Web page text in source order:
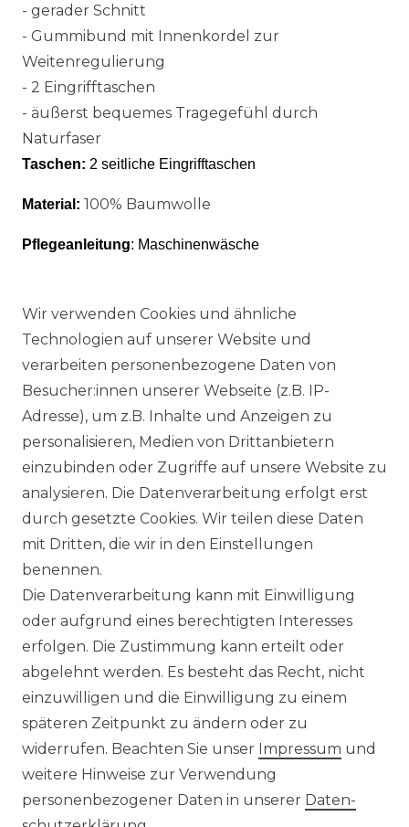
- gerader Schnitt
- Gummibund mit Innenkordel zur
Weitenregulierung
- 2 Eingrifftaschen
- äußerst bequemes Tragegefühl durch
Naturfaser
Taschen: 2 seitliche Eingrifftaschen
Material: 100% Baumwolle
Pflegeanleitung: Maschinenwäsche
Ähnlicher Artikel
Authentic klein - Herren Sport
und Freizeit Bermuda aus
Baumwollmix (55110)
ab 49,95 € *
inkl. ges. MwSt. Versandkosten
Impressum Daten­schutz­erklärung
Wir verwenden Cookies und ähnliche
Technologien auf unserer Website und
verarbeiten personenbezogene Daten von
Besucher:innen unserer Webseite (z.B. IP-
Adresse), um z.B. Inhalte und Anzeigen zu
personalisieren, Medien von Drittanbietern
einzubinden oder Zugriffe auf unsere Website zu
analysieren. Die Datenverarbeitung erfolgt erst
durch gesetzte Cookies. Wir teilen diese Daten
mit Dritten, die wir in den Einstellungen
benennen.
Die Datenverarbeitung kann mit Einwilligung
oder aufgrund eines berechtigten Interesses
erfolgen. Die Zustimmung kann erteilt oder
abgelehnt werden. Es besteht das Recht, nicht
einzuwilligen und die Einwilligung zu einem
späteren Zeitpunkt zu ändern oder zu
widerrufen. Beachten Sie unser Impressum und
weitere Hinweise zur Verwendung
personenbezogener Daten in unserer Daten­